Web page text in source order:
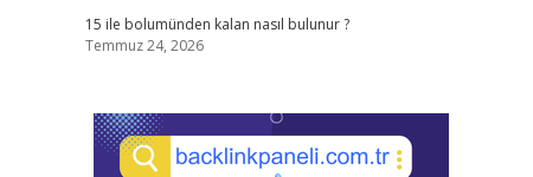
15 ile bolumünden kalan nasıl bulunur ?
Temmuz 24, 2026